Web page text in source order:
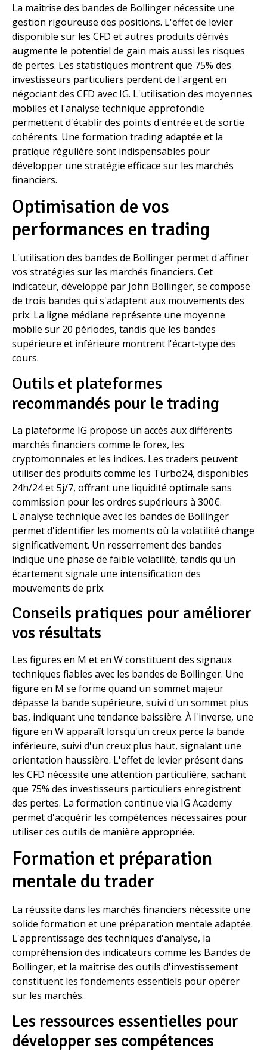
La maîtrise des bandes de Bollinger nécessite une
gestion rigoureuse des positions. L'effet de levier
disponible sur les CFD et autres produits dérivés
augmente le potentiel de gain mais aussi les risques
de pertes. Les statistiques montrent que 75% des
investisseurs particuliers perdent de l'argent en
négociant des CFD avec IG. L'utilisation des moyennes
mobiles et l'analyse technique approfondie
permettent d'établir des points d'entrée et de sortie
cohérents. Une formation trading adaptée et la
pratique régulière sont indispensables pour
développer une stratégie efficace sur les marchés
financiers.
Optimisation de vos
performances en trading
L'utilisation des bandes de Bollinger permet d'affiner
vos stratégies sur les marchés financiers. Cet
indicateur, développé par John Bollinger, se compose
de trois bandes qui s'adaptent aux mouvements des
prix. La ligne médiane représente une moyenne
mobile sur 20 périodes, tandis que les bandes
supérieure et inférieure montrent l'écart-type des
cours.
Outils et plateformes
recommandés pour le trading
La plateforme IG propose un accès aux différents
marchés financiers comme le forex, les
cryptomonnaies et les indices. Les traders peuvent
utiliser des produits comme les Turbo24, disponibles
24h/24 et 5j/7, offrant une liquidité optimale sans
commission pour les ordres supérieurs à 300€.
L'analyse technique avec les bandes de Bollinger
permet d'identifier les moments où la volatilité change
significativement. Un resserrement des bandes
indique une phase de faible volatilité, tandis qu'un
écartement signale une intensification des
mouvements de prix.
Conseils pratiques pour améliorer
vos résultats
Les figures en M et en W constituent des signaux
techniques fiables avec les bandes de Bollinger. Une
figure en M se forme quand un sommet majeur
dépasse la bande supérieure, suivi d'un sommet plus
bas, indiquant une tendance baissière. À l'inverse, une
figure en W apparaît lorsqu'un creux perce la bande
inférieure, suivi d'un creux plus haut, signalant une
orientation haussière. L'effet de levier présent dans
les CFD nécessite une attention particulière, sachant
que 75% des investisseurs particuliers enregistrent
des pertes. La formation continue via IG Academy
permet d'acquérir les compétences nécessaires pour
utiliser ces outils de manière appropriée.
Formation et préparation
mentale du trader
La réussite dans les marchés financiers nécessite une
solide formation et une préparation mentale adaptée.
L'apprentissage des techniques d'analyse, la
compréhension des indicateurs comme les Bandes de
Bollinger, et la maîtrise des outils d'investissement
constituent les fondements essentiels pour opérer
sur les marchés.
Les ressources essentielles pour
développer ses compétences